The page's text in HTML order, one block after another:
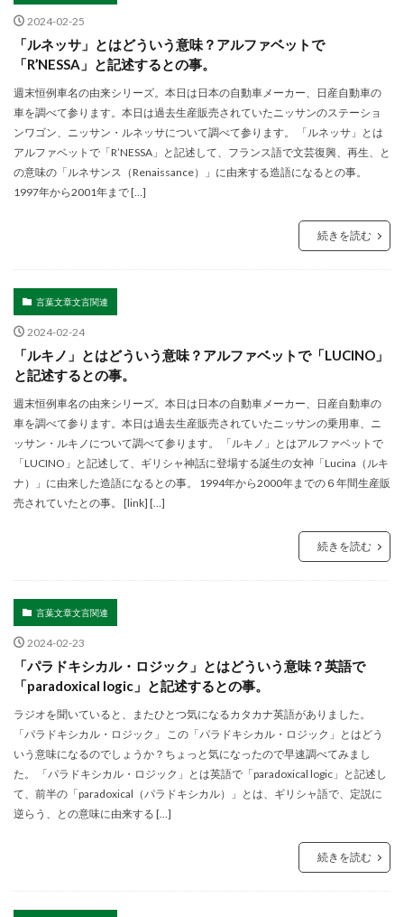
2024-02-25
「ルネッサ」とはどういう意味？アルファベットで
「R’NESSA」と記述するとの事。
週末恒例車名の由来シリーズ。本日は日本の自動車メーカー、日産自動車の
車を調べて参ります。本日は過去生産販売されていたニッサンのステーショ
ンワゴン、ニッサン・ルネッサについて調べて参ります。 「ルネッサ」とは
アルファベットで「R’NESSA」と記述して、フランス語で文芸復興、再生、と
の意味の「ルネサンス（Renaissance）」に由来する造語になるとの事。
1997年から2001年まで […]
続きを読む
言葉文章文言関連
2024-02-24
「ルキノ」とはどういう意味？アルファベットで「LUCINO」
と記述するとの事。
週末恒例車名の由来シリーズ。本日は日本の自動車メーカー、日産自動車の
車を調べて参ります。本日は過去生産販売されていたニッサンの乗用車、ニ
ッサン・ルキノについて調べて参ります。 「ルキノ」とはアルファベットで
「LUCINO」と記述して、ギリシャ神話に登場する誕生の女神「Lucina（ルキ
ナ）」に由来した造語になるとの事。 1994年から2000年までの６年間生産販
売されていたとの事。 [link] […]
続きを読む
言葉文章文言関連
2024-02-23
「パラドキシカル・ロジック」とはどういう意味？英語で
「paradoxical logic」と記述するとの事。
ラジオを聞いていると、またひとつ気になるカタカナ英語がありました。
「パラドキシカル・ロジック」 この「パラドキシカル・ロジック」とはどう
いう意味になるのでしょうか？ちょっと気になったので早速調べてみまし
た。 「パラドキシカル・ロジック」とは英語で「paradoxical logic」と記述し
て、前半の「paradoxical（パラドキシカル）」とは、ギリシャ語で、定説に
逆らう、との意味に由来する […]
続きを読む